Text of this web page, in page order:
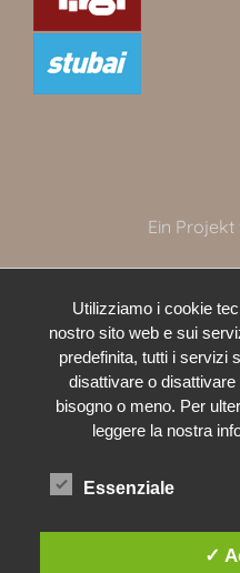
Ein Projekt
Utilizziamo i cookie
nostro sito web e sui
predefinita, tutti i servizi
disattivare o
bisogno o meno. Per
leggere la nostra
Essenziale
✓